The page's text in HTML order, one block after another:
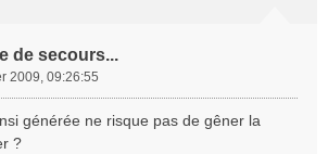
de secours...
2009, 09:26:55
générée ne risque pas de gêner la
?